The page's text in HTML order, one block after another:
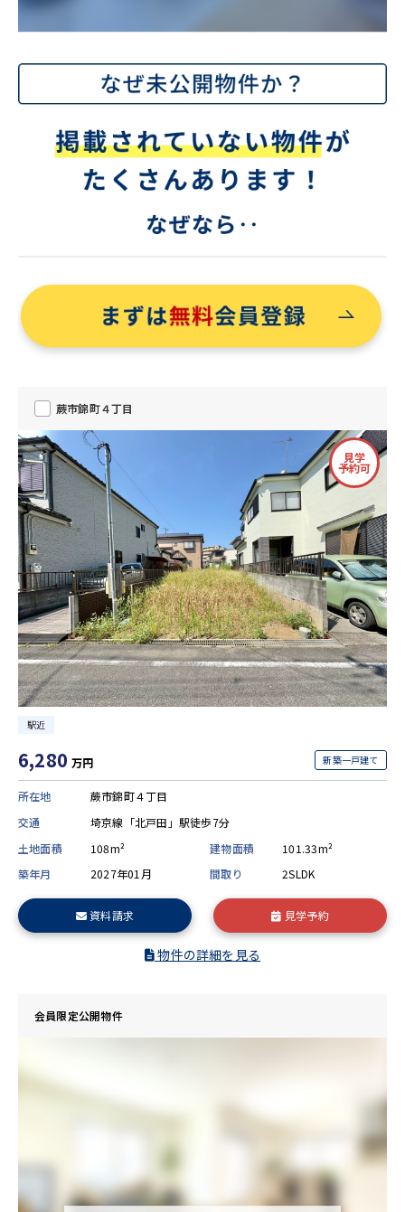
蕨市錦町４丁目
見学
予約可
駅近
6,280 万円 新築一戸建て
所在地
蕨市錦町４丁目
交通
埼京線「北戸田」駅徒歩7分
土地面積
108m² 建物面積
101.33m²
築年月
2027年01月 間取り 2SLDK
資料請求 見学予約
物件の詳細を見る
会員限定公開物件